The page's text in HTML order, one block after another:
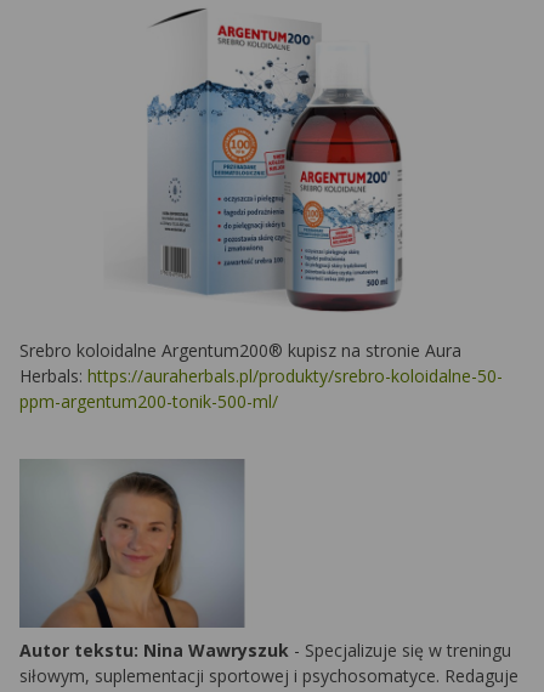
Srebro koloidalne Argentum200® kupisz na stronie Aura
Herbals: https://auraherbals.pl/produkty/srebro-koloidalne-50-
ppm-argentum200-tonik-500-ml/
Autor tekstu: Nina Wawryszuk - Specjalizuje się w treningu
siłowym, suplementacji sportowej i psychosomatyce. Redaguje